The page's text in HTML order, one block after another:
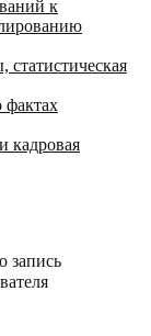
к
фактах
кадровая
запись